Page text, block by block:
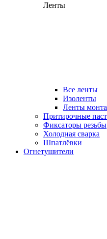
Ленты
Все ленты
Изоленты
Ленты
Притирочные
Фиксаторы резьбы
Холодная сварка
Шпатлёвки
Огнетушители